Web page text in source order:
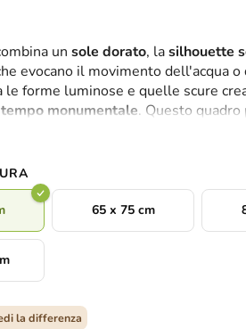
un sole dorato, lasilhouette
evocano il movimento dell'acqua
le forme luminose e quelle scure
monumentale. Questo
65 x 75 cm
la differenza